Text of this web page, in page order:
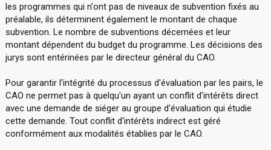
les programmes qui n'ont pas de niveaux de subvention fixés au
préalable, ils déterminent également le montant de chaque
subvention. Le nombre de subventions décernées et leur
montant dépendent du budget du programme. Les décisions des
jurys sont entérinées par le directeur général du CAO.
Pour garantir l'intégrité du processus d'évaluation par les pairs, le
CAO ne permet pas à quelqu'un ayant un conflit d'intérêts direct
avec une demande de siéger au groupe d'évaluation qui étudie
cette demande. Tout conflit d'intérêts indirect est géré
conformément aux modalités établies par le CAO.